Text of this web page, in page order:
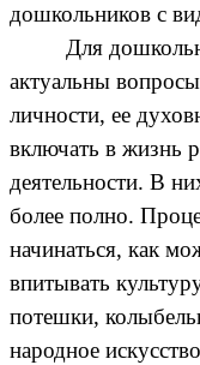
дошкольников с
Для
актуальны
личности, ее
включать в жизнь
деятельности. В
более полно.
начинаться, как
впитывать
потешки,
народное